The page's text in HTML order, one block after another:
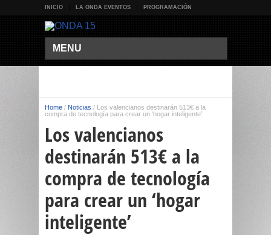
INICIO LA ONDA EVENTOS PROGRAMACIÓN
MENU
Home / Noticias / Los valencianos destinarán 513€ a la
compra de tecnología para crear un ‘hogar inteligente’
Los valencianos
destinarán 513€ a la
compra de tecnología
para crear un ‘hogar
inteligente’